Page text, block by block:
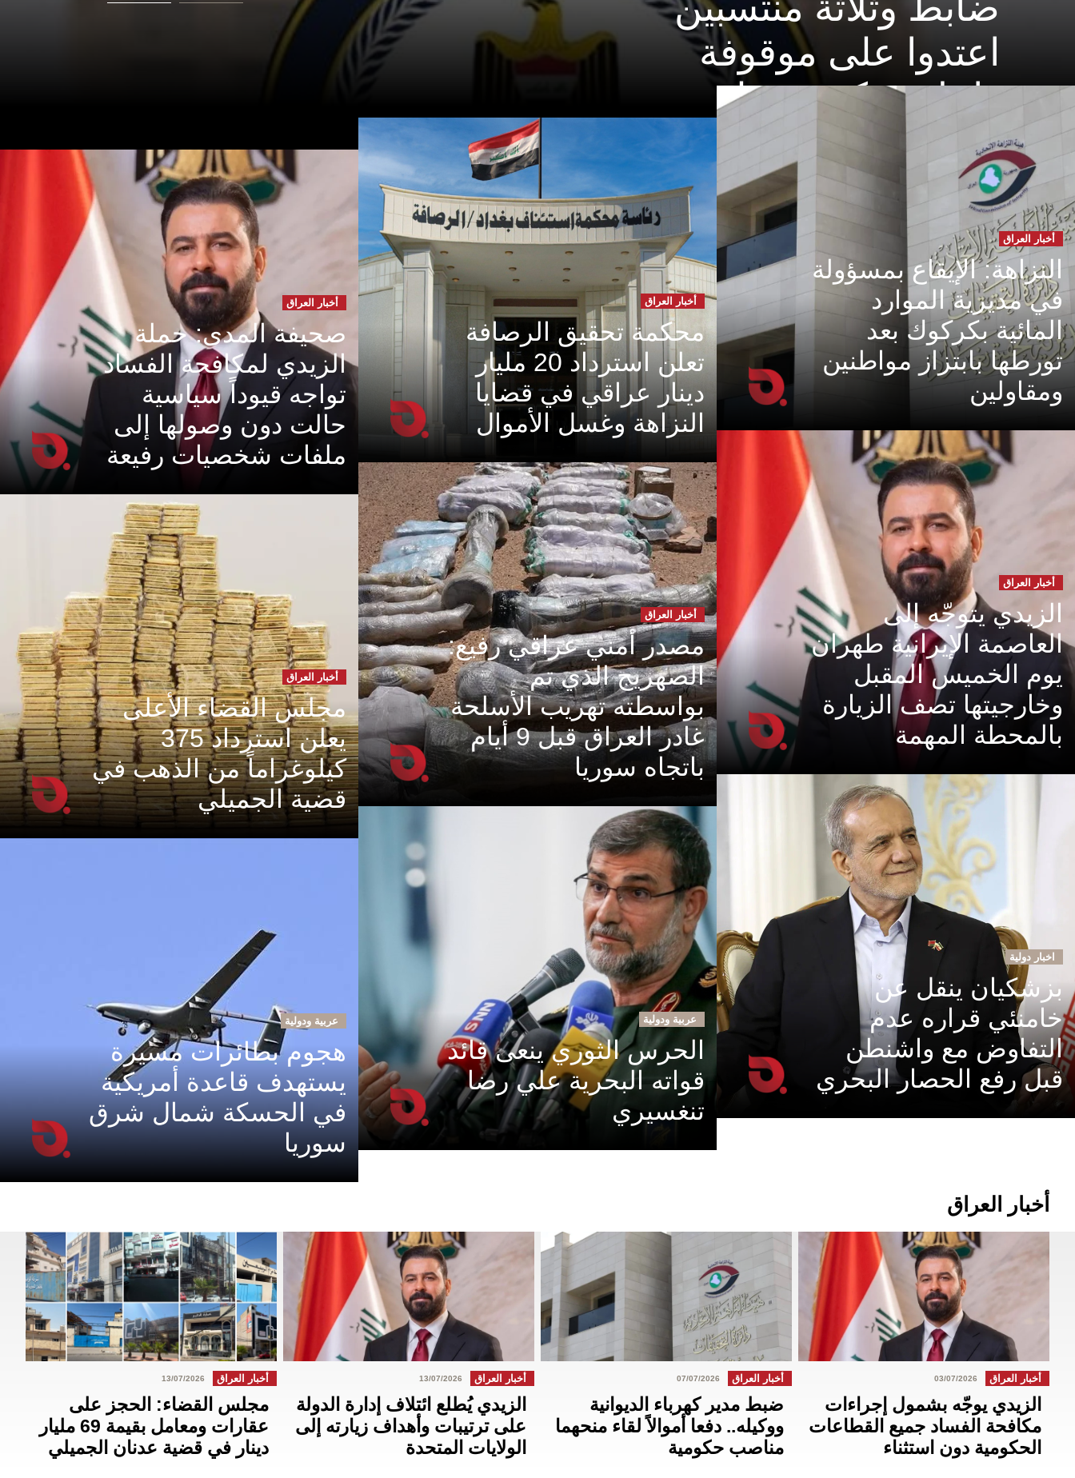
اعتدوا على موقوفة
داخل مركز شرطة
بالديوانية
أخبار العراق
النزاهة: الإيقاع بمسؤولة
في مديرية الموارد
المائية بكركوك بعد
تورطها بابتزاز مواطنين
ومقاولين
أخبار العراق
محكمة تحقيق الرصافة
تعلن استرداد 20 مليار
دينار عراقي في قضايا
النزاهة وغسل الأموال
أخبار العراق
صحيفة المدى: حملة
الزيدي لمكافحة الفساد
تواجه قيوداً سياسية
حالت دون وصولها إلى
ملفات شخصيات رفيعة
أخبار العراق
الزيدي يتوجّه إلى
العاصمة الإيرانية طهران
يوم الخميس المقبل
وخارجيتها تصف الزيارة
بالمحطة المهمة
أخبار العراق
مصدر أمني عراقي رفيع:
الصهريج الذي تم
بواسطته تهريب الأسلحة
غادر العراق قبل 9 أيام
باتجاه سوريا
أخبار العراق
مجلس القضاء الأعلى
يعلن استرداد 375
كيلوغراماً من الذهب في
قضية الجميلي
اخبار دولية
بزشكيان ينقل عن
خامنئي قراره عدم
التفاوض مع واشنطن
قبل رفع الحصار البحري
عربية ودولية
الحرس الثوري ينعى قائد
قواته البحرية علي رضا
تنغسيري
عربية ودولية
هجوم بطائرات مسيرة
يستهدف قاعدة أمريكية
في الحسكة شمال شرق
سوريا
أخبار العراق
أخبار العراق 03/07/2026
الزيدي يوجّه بشمول إجراءات
مكافحة الفساد جميع القطاعات
الحكومية دون استثناء
أخبار العراق 07/07/2026
ضبط مدير كهرباء الديوانية
ووكيله.. دفعا أموالاً لقاء منحهما
مناصب حكومية
أخبار العراق 13/07/2026
الزيدي يُطلع ائتلاف إدارة الدولة
على ترتيبات وأهداف زيارته إلى
الولايات المتحدة
أخبار العراق 13/07/2026
مجلس القضاء: الحجز على
عقارات ومعامل بقيمة 69 مليار
دينار في قضية عدنان الجميلي